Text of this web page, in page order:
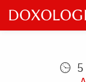
Skip
to
main